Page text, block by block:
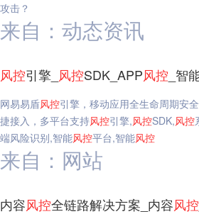
攻击？
来自：动态资讯
风控引擎_ 风控SDK_APP风控 _智
网易易盾风控引擎，移动应用全生命周期安
捷接入，多平台支持风控引擎,风控SDK,风控
端风险识别,智能风控平台,智能风控
来自：网站
内容风控全链路解决方案_内容风控